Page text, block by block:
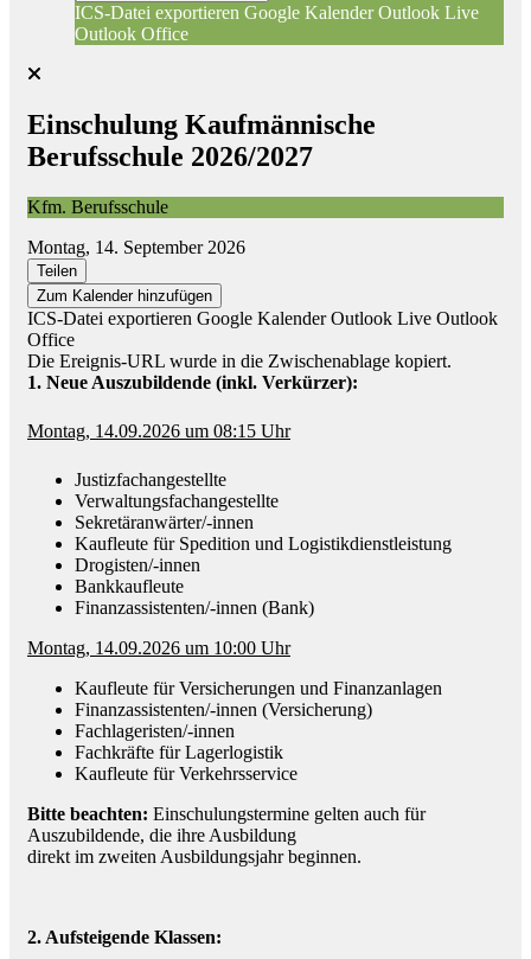
ICS-Datei exportieren Google KalenderOutlook Live
Outlook Office
Einschulung Kaufmännische
Berufsschule 2026/2027
Kfm. Berufsschule
Montag, 14. September 2026
Teilen
Zum Kalender hinzufügen
ICS-Datei exportieren Google KalenderOutlook Live Outlook
Office
Die Ereignis-URL wurde in die Zwischenablage kopiert.
1. Neue Auszubildende (inkl. Verkürzer):
Montag, 14.09.2026 um 08:15 Uhr
Justizfachangestellte
Verwaltungsfachangestellte
Sekretäranwärter/-innen
Kaufleute für Spedition und Logistikdienstleistung
Drogisten/-innen
Bankkaufleute
Finanzassistenten/-innen (Bank)
Montag, 14.09.2026 um 10:00 Uhr
Kaufleute für Versicherungen und Finanzanlagen
Finanzassistenten/-innen (Versicherung)
Fachlageristen/-innen
Fachkräfte für Lagerlogistik
Kaufleute für Verkehrsservice
Bitte beachten: Einschulungstermine gelten auch für
Auszubildende, die ihre Ausbildung
direkt im zweiten Ausbildungsjahr beginnen.
2. Aufsteigende Klassen: